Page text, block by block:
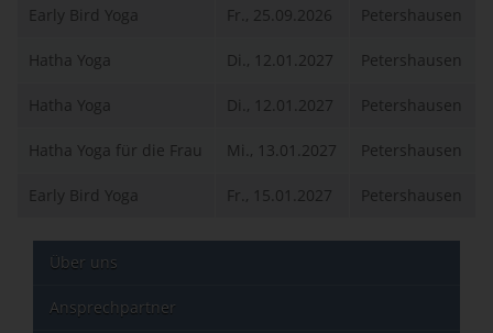
Early Bird Yoga Fr., 25.09.2026 Petershausen
Hatha Yoga Di., 12.01.2027 Petershausen
Hatha Yoga Di., 12.01.2027 Petershausen
Hatha Yoga für die Frau Mi., 13.01.2027 Petershausen
Early Bird Yoga Fr., 15.01.2027 Petershausen
Über uns
Ansprechpartner